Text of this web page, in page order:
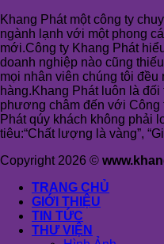
Khang Phát một công ty
ngành lạnh với một phong
mới.Công ty Khang Phát
doanh nghiệp nào cũng
mọi nhân viên chúng tôi
hàng.Khang Phát luôn là
phương châm đến với Công
Phát qúy khách không phải
tiêu:“Chất lượng là vàng”,
Copyright 2026 ©
TRANG CHỦ
GIỚI THIỆU
TIN TỨC
THƯ VIỆN